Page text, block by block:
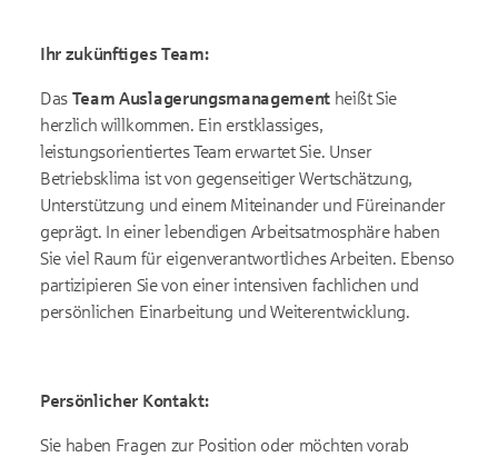
Ihr zukünftiges Team:
Das Team Auslagerungsmanagement heißt Sie
herzlich willkommen. Ein erstklassiges,
leistungsorientiertes Team erwartet Sie. Unser
Betriebsklima ist von gegenseitiger Wertschätzung,
Unterstützung und einem Miteinander und Füreinander
geprägt. In einer lebendigen Arbeitsatmosphäre haben
Sie viel Raum für eigenverantwortliches Arbeiten. Ebenso
partizipieren Sie von einer intensiven fachlichen und
persönlichen Einarbeitung und Weiterentwicklung.
Persönlicher Kontakt:
Sie haben Fragen zur Position oder möchten vorab